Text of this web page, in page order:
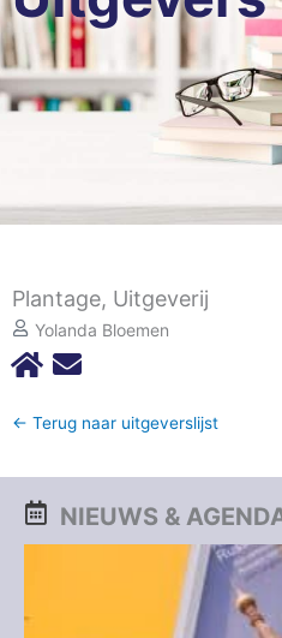
Plantage, Uitgeverij
Yolanda Bloemen
← Terug naar uitgeverslijst
NIEUWS &